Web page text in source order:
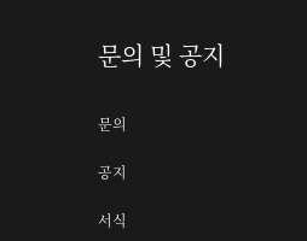
문의 및 공지
문의
공지
서식